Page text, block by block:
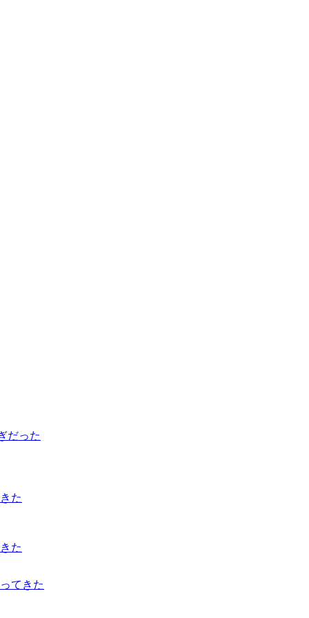
だった
た
た
てきた